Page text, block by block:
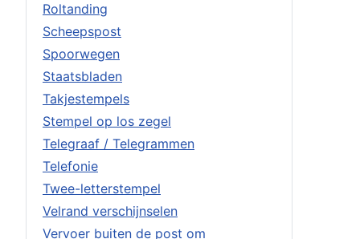
Roltanding
Scheepspost
Spoorwegen
Staatsbladen
Takjestempels
Stempel op los zegel
Telegraaf / Telegrammen
Telefonie
Twee-letterstempel
Velrand verschijnselen
Vervoer buiten de post om